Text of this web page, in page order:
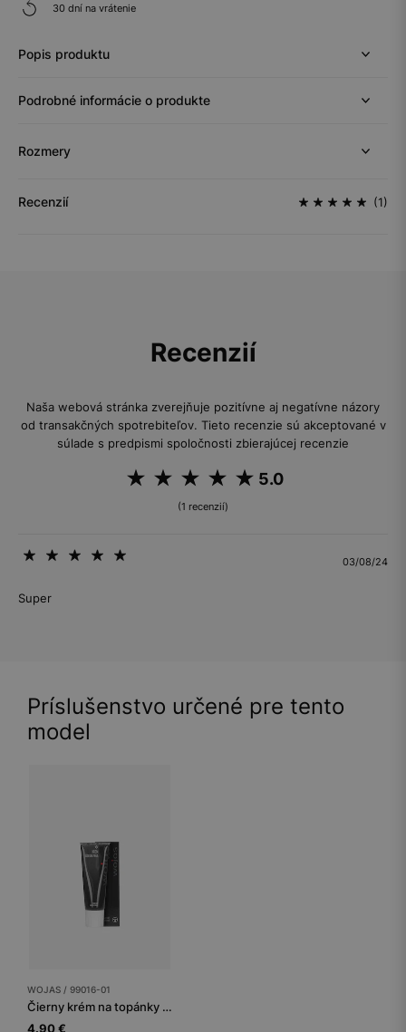
30 dní na vrátenie
Popis produktu
Podrobné informácie o produkte
Rozmery
Recenzií (1)
Recenzií
Naša webová stránka zverejňuje pozitívne aj negatívne názory
od transakčných spotrebiteľov. Tieto recenzie sú akceptované v
súlade s predpismi spoločnosti zbierajúcej recenzie
5.0
(1 recenzií)
03/08/24
Super
Príslušenstvo určené pre tento
model
WOJAS / 99016-01
Čierny krém na topánky tuba 75 ml
4.90 €